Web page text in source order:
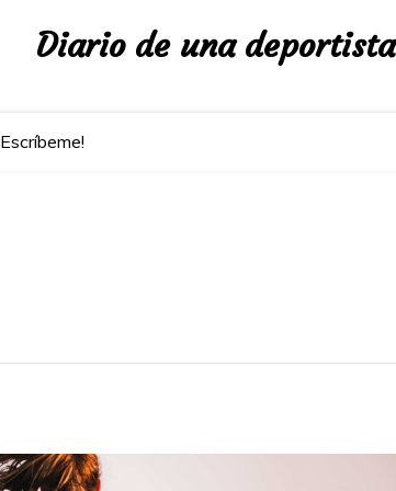
Diario de una deportista
Escríbeme!